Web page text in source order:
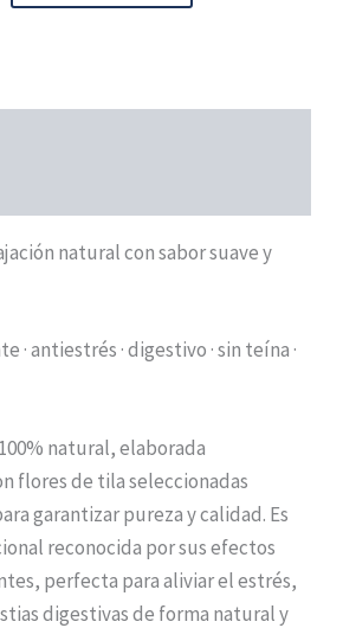
natural con sabor suave y
· antiestrés · digestivo · sin teína ·
natural, elaborada
flores de tila seleccionadas
garantizar pureza y calidad. Es
reconocida por sus efectos
perfecta para aliviar el estrés,
digestivas de forma natural y